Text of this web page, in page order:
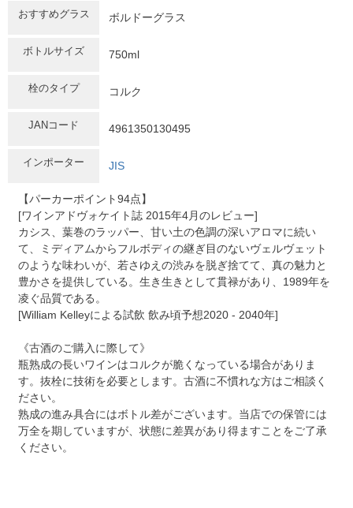
おすすめグラス ボルドーグラス
ボトルサイズ 750ml
栓のタイプ コルク
JANコード 4961350130495
インポーター JIS
【パーカーポイント94点】
[ワインアドヴォケイト誌 2015年4月のレビュー]
カシス、葉巻のラッパー、甘い土の色調の深いアロマに続い
て、ミディアムからフルボディの継ぎ目のないヴェルヴェット
のような味わいが、若さゆえの渋みを脱ぎ捨てて、真の魅力と
豊かさを提供している。生き生きとして貫禄があり、1989年を
凌ぐ品質である。
[William Kelleyによる試飲 飲み頃予想2020 - 2040年]
《古酒のご購入に際して》
瓶熟成の長いワインはコルクが脆くなっている場合がありま
す。抜栓に技術を必要とします。古酒に不慣れな方はご相談く
ださい。
熟成の進み具合にはボトル差がございます。当店での保管には
万全を期していますが、状態に差異があり得ますことをご了承
ください。